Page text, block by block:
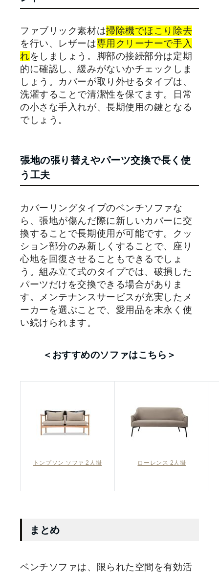
ファブリック素材は掃除機でほこり除去
を行い、レザーは専用クリーナーで手入
れをしましょう。脚部の接続部分は定期
的に確認し、緩みがないかチェックしま
しょう。カバーが取り外せるタイプは、
洗濯することで清潔性を保てます。日常
の小さな手入れが、長期使用の鍵となる
でしょう。
張地の張り替えやパーツ交換で長く使
う工夫
カバーリングタイプのベンチソファな
ら、張地が傷んだ際に新しいカバーに交
換することで長期使用が可能です。クッ
ション部分のみ新しくすることで、座り
心地を回復させることもできるでしょ
う。組み立て式のタイプでは、破損した
パーツだけを交換できる場合がありま
す。メンテナンスサービスが充実したメ
ーカーを選ぶことで、愛用品を末永く使
い続けられます。
＜おすすめのソファはこちら＞
トンプソン ソファ 2人掛 ローレンス 2人掛
まとめ
ベンチソファは、限られた空間を有効活